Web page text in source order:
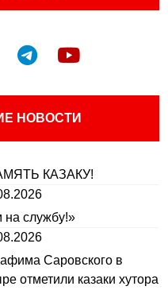
НОВОСТИ
КАЗАКУ!
на службу!»
Саровского в
отметили казаки хутора